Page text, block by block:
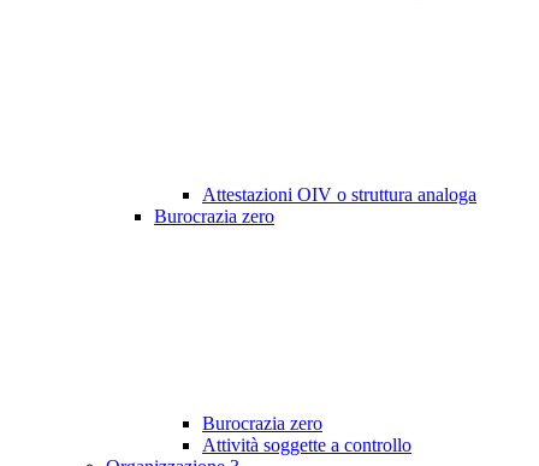
Attestazioni OIV o struttura analoga
Burocrazia zero
Burocrazia zero
Attività soggette a controllo